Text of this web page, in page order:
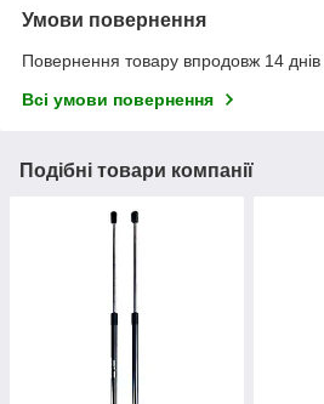
Умови повернення
Повернення товару впродовж 14
Всі умови повернення
Подібні товари компанії